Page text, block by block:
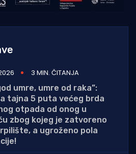
3 MIN. ČITANJA
umre, umre od raka”:
tajna 5 puta većeg brda
otpada od onog u
zbog kojeg je zatvoreno
a ugroženo pola